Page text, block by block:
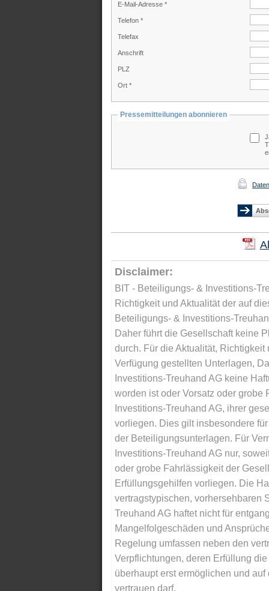
E-Mail-Adresse *
Telefon *
Telefax
Anschrift
PLZ
Ort *
Pressemitteilungen abonnieren
Disclaimer:
BIT - Beteiligungs- & Investitions-
Richtigkeit und Aktualität der auf
Beteiligungs- & Investitions-
Daher führt die Gesellschaft keine
durch. Für die Aktualität,
Verfügung gestellten Unterlagen,
Investitions-Treuhand AG keine
worden ist oder Vorsatz oder
Investitions-Treuhand AG, ihrer
vorliegen. Dies gilt insbesondere
der Beteiligungsunterlagen. Für
Investitions-Treuhand AG nur,
oder grobe Fahrlässigkeit der
Erfüllungsgehilfen vorliegen. Die
vertragstypischen, vorhersehbaren
Treuhand AG haftet nicht für
Mangelfolgeschäden und
Regelung umfassen neben den
Verpflichtungen, deren Erfüllung
überhaupt erst ermöglichen und
vertrauen darf.